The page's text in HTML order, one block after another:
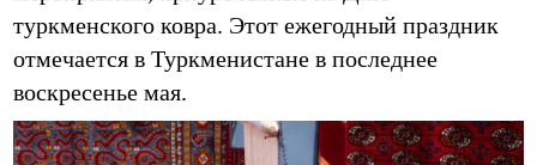
туркменского ковра. Этот ежегодный праздник
отмечается в Туркменистане в последнее
воскресенье мая.